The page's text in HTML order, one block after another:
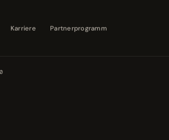
Karriere Partnerprogramm